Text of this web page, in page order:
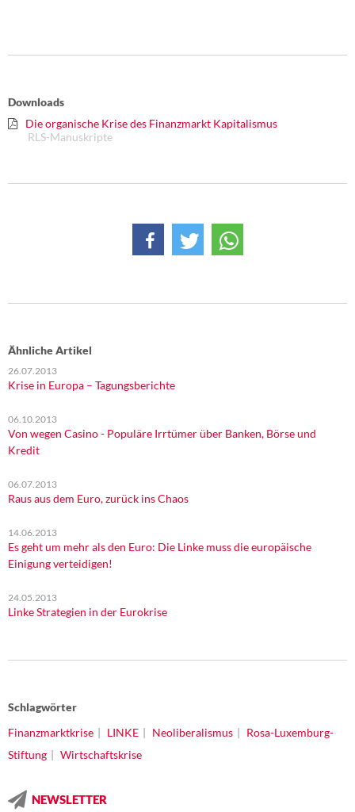
Downloads
Die organische Krise des Finanzmarkt Kapitalismus
RLS-Manuskripte
Ähnliche Artikel
26.07.2013
Krise in Europa – Tagungsberichte
06.10.2013
Von wegen Casino - Populäre Irrtümer über Banken, Börse und
Kredit
06.07.2013
Raus aus dem Euro, zurück ins Chaos
14.06.2013
Es geht um mehr als den Euro: Die Linke muss die europäische
Einigung verteidigen!
24.05.2013
Linke Strategien in der Eurokrise
Schlagwörter
Finanzmarktkrise
LINKE Neoliberalismus
Rosa-Luxemburg-
Stiftung
Wirtschaftskrise
NEWSLETTER